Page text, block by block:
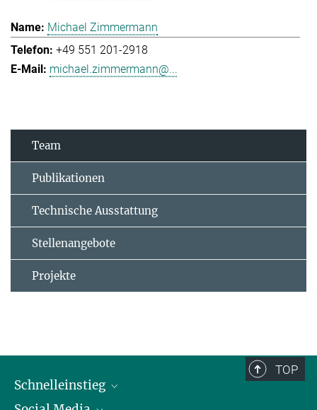
Michael Zimmermann
+49 551 201-2918
michael.zimmermann@...
Team
Publikationen
Technische Ausstattung
Stellenangebote
Projekte
TOP
Schnelleinstieg